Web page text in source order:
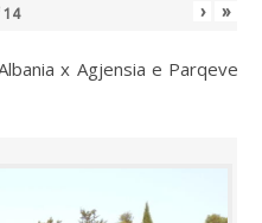
14 › »
x Agjensia e Parqeve